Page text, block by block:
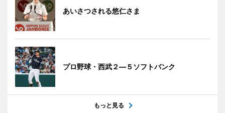
あいさつされる悠仁さま
プロ野球・西武２―５ソフトバンク
もっと見る